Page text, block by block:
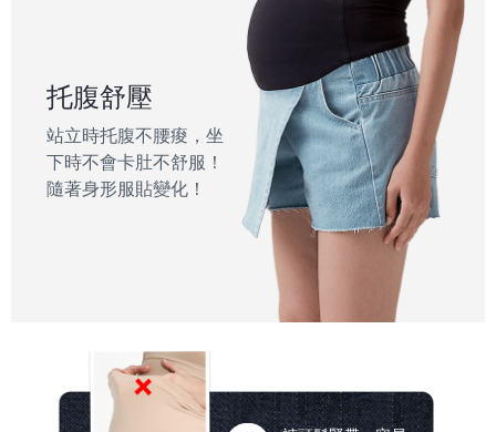
托腹舒壓
站立時托腹不腰痠，坐
下時不會卡肚不舒服！
隨著身形服貼變化！